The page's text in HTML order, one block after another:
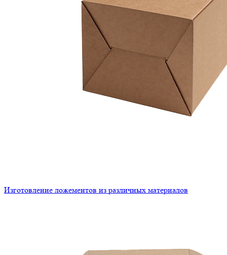
Изготовление ложементов из различных материалов